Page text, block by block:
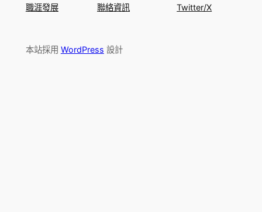
職涯發展
聯絡資訊
Twitter/X
本站採用 WordPress 設計